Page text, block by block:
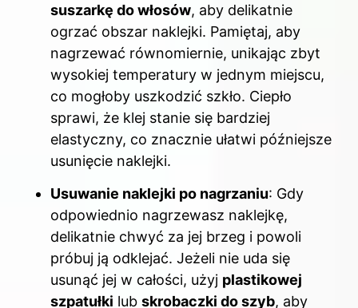
suszarkę do włosów, aby delikatnie
ogrzać obszar naklejki. Pamiętaj, aby
nagrzewać równomiernie, unikając zbyt
wysokiej temperatury w jednym miejscu,
co mogłoby uszkodzić szkło. Ciepło
sprawi, że klej stanie się bardziej
elastyczny, co znacznie ułatwi późniejsze
usunięcie naklejki.
Usuwanie naklejki po nagrzaniu: Gdy
odpowiednio nagrzewasz naklejkę,
delikatnie chwyć za jej brzeg i powoli
próbuj ją odklejać. Jeżeli nie uda się
usunąć jej w całości, użyj plastikowej
szpatułki lub skrobaczki do szyb, aby